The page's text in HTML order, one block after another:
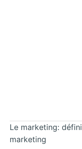
Le marketing:
marketing